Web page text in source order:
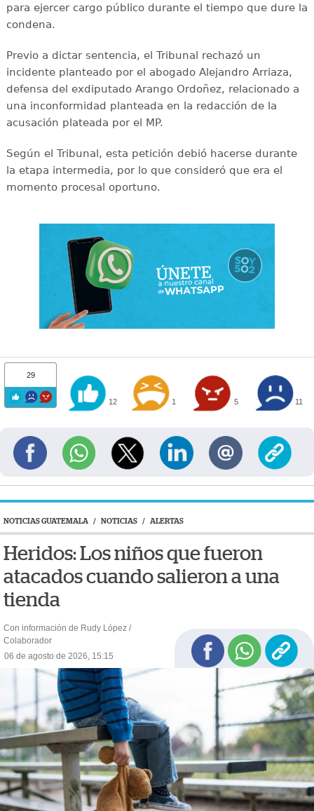
para ejercer cargo público durante el tiempo que dure la
condena.
Previo a dictar sentencia, el Tribunal rechazó un
incidente planteado por el abogado Alejandro Arriaza,
defensa del exdiputado Arango Ordoñez, relacionado a
una inconformidad planteada en la redacción de la
acusación plateada por el MP.
Según el Tribunal, esta petición debió hacerse durante
la etapa intermedia, por lo que consideró que era el
momento procesal oportuno.
29
12 1 5 11
NOTICIAS GUATEMALA / NOTICIAS / ALERTAS
Heridos: Los niños que fueron
atacados cuando salieron a una
tienda
Con información de Rudy López /
Colaborador
06 de agosto de 2026, 15:15